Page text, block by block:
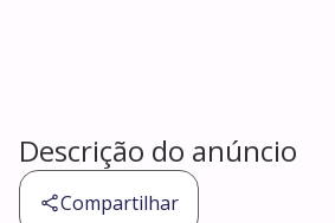
Descrição do anúncio
Compartilhar